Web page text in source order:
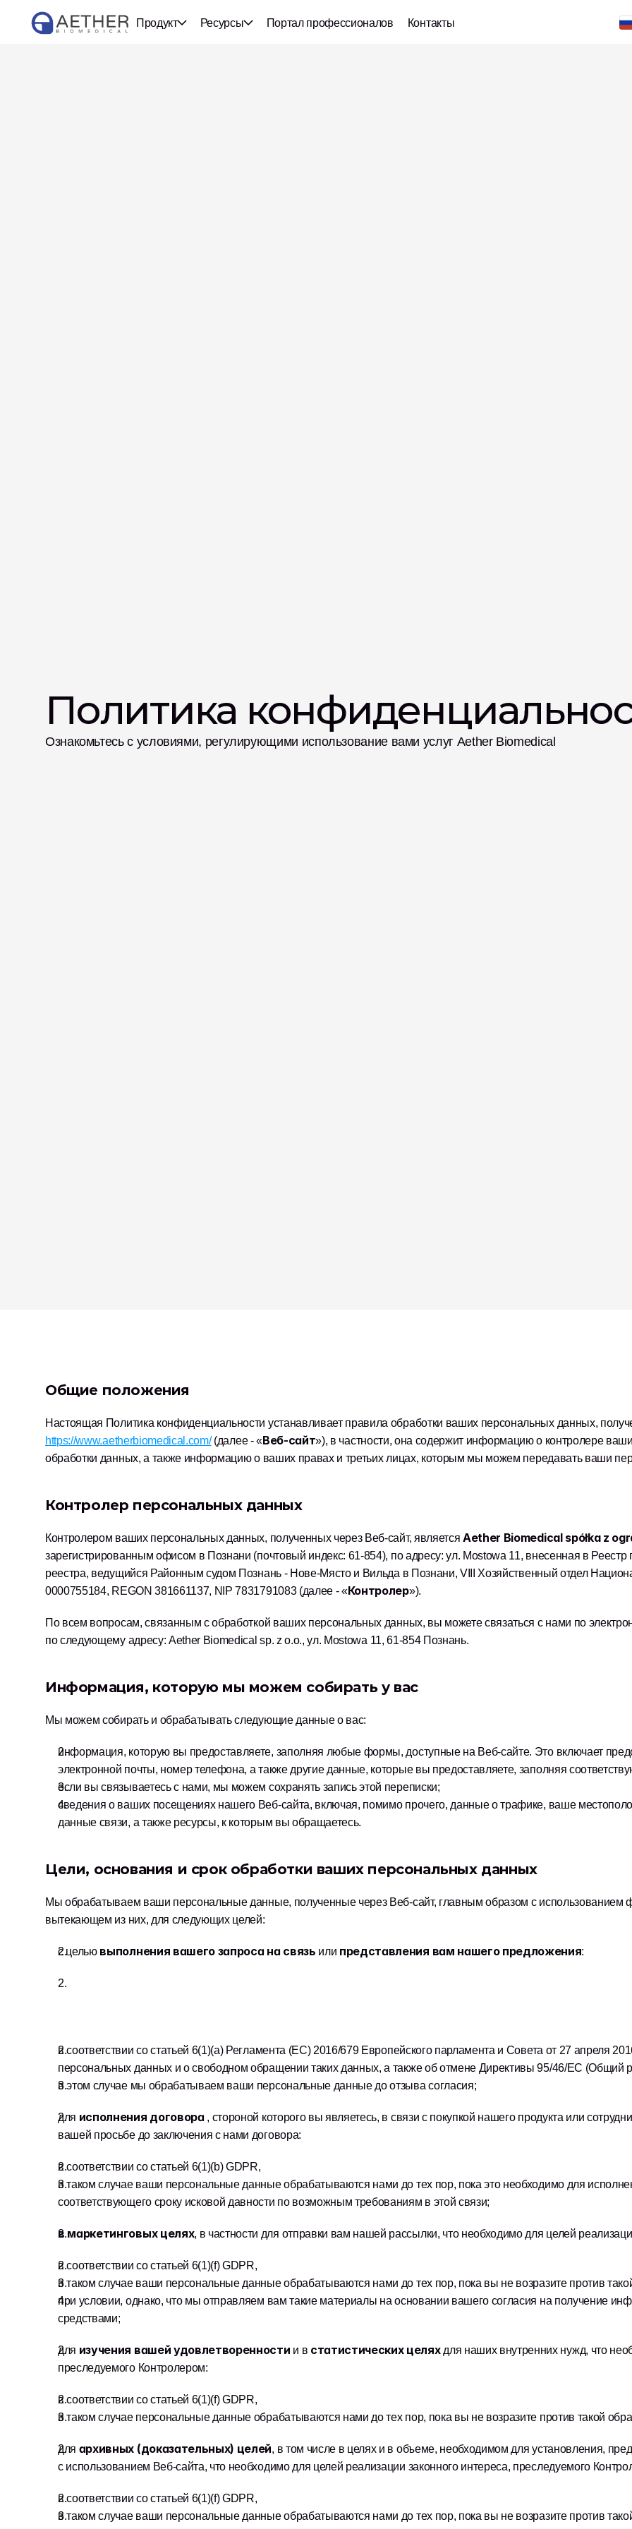
Продукт Ресурсы Портал профессионалов Контакты
Политика
Ознакомьтесь с условиями, регулирующими использование вами услуг Aether Biomedical
Общие положения
https://www.aetherbiomedical.com/ (далее - «Веб-сайт»), в частности, она содержит информацию о контролере
обработки данных, а также информацию о ваших правах и третьих лицах, которым мы можем передавать ваши
Контролер персональных данных
Контролером ваших персональных данных, полученных через Веб-сайт, является Aether Biomedical spółka z
зарегистрированным офисом в Познани (почтовый индекс: 61-854), по адресу: ул. Mostowa 11, внесенная в
реестра, ведущийся Районным судом Познань - Нове-Място и Вильда в Познани, VIII Хозяйственный отдел
0000755184, REGON 381661137, NIP 7831791083 (далее - «Контролер»).
По всем вопросам, связанным с обработкой ваших персональных данных, вы можете связаться с нами по
по следующему адресу: Aether Biomedical sp. z o.o., ул. Mostowa 11, 61-854 Познань.
Информация, которую мы можем собирать у вас
Мы можем собирать и обрабатывать следующие данные о вас:
информация, которую вы предоставляете, заполняя любые формы, доступные на Веб-сайте. Это включает
электронной почты, номер телефона, а также другие данные, которые вы предоставляете, заполняя
если вы связываетесь с нами, мы можем сохранять запись этой переписки;
сведения о ваших посещениях нашего Веб-сайта, включая, помимо прочего, данные о трафике, ваше
данные связи, а также ресурсы, к которым вы обращаетесь.
Цели, основания и срок обработки ваших персональных данных
Мы обрабатываем ваши персональные данные, полученные через Веб-сайт, главным образом с использованием
вытекающем из них, для следующих целей:
с целью выполнения вашего запроса на связь или представления вам нашего предложения:
в соответствии со статьей 6(1)(a) Регламента (ЕС) 2016/679 Европейского парламента и Совета от 27 апреля
персональных данных и о свободном обращении таких данных, а также об отмене Директивы 95/46/EC (Общий
в этом случае мы обрабатываем ваши персональные данные до отзыва согласия;
для исполнения договора , стороной которого вы являетесь, в связи с покупкой нашего продукта или
вашей просьбе до заключения с нами договора:
в соответствии со статьей 6(1)(b) GDPR,
в таком случае ваши персональные данные обрабатываются нами до тех пор, пока это необходимо для
соответствующего сроку исковой давности по возможным требованиям в этой связи;
в маркетинговых целях, в частности для отправки вам нашей рассылки, что необходимо для целей
в соответствии со статьей 6(1)(f) GDPR,
в таком случае ваши персональные данные обрабатываются нами до тех пор, пока вы не возразите против
при условии, однако, что мы отправляем вам такие материалы на основании вашего согласия на получение
средствами;
для изучения вашей удовлетворенности и в статистических целях для наших внутренних нужд, что
преследуемого Контролером:
в соответствии со статьей 6(1)(f) GDPR,
в таком случае персональные данные обрабатываются нами до тех пор, пока вы не возразите против такой
для архивных (доказательных) целей, в том числе в целях и в объеме, необходимом для установления,
с использованием Веб-сайта, что необходимо для целей реализации законного интереса, преследуемого
в соответствии со статьей 6(1)(f) GDPR,
в таком случае ваши персональные данные обрабатываются нами до тех пор, пока вы не возразите против